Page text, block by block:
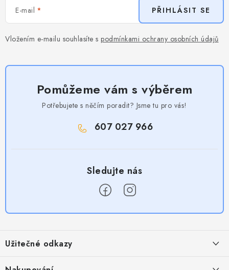
E-mail
Vložením e-mailu souhlasíte s podmínkami ochrany osobních údajů
PŘIHLÁSIT SE
Pomůžeme vám s výběrem
Potřebujete s něčím poradit? Jsme tu pro vás!
607 027 966
p
a
Užitečné odkazy